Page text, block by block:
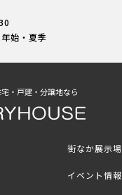
始・夏季
・戸建・分譲地なら
街なか展示場
イベント情報